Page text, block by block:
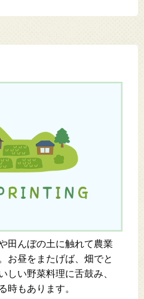
田んぼの土に触れて農業
お昼をまたげば、畑でと
しい野菜料理に舌鼓み、
時もあります。